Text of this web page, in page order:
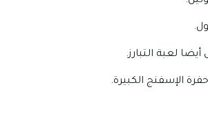
لعبة التبارز.
الإسفنج الكبيرة.